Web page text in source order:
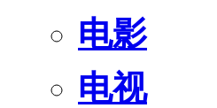
电影
电视